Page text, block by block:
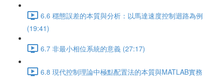
6.6 穩態誤差的本質與分析：以馬達速度控制迴路為例
(19:41)
6.7 非最小相位系統的意義 (27:17)
6.8 現代控制理論中極點配置法的本質與MATLAB實務